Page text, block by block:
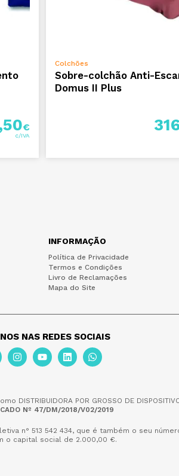
€
Colchões
Sobre-colchão Anti-
Domus II Plus
INFORMAÇÃO
Política de Privacidade
Termos e Condições
Livro de Reclamações
Mapa do Site
NAS REDES SOCIAIS
DISTRIBUIDORA POR GROSSO DE
Nº 47/DM/2018/V02/2019
n° 513 542 434, que é também o seu
o capital social de 2.000,00 €.